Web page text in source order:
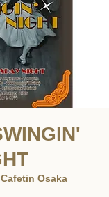
Cafetin Osaka